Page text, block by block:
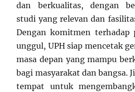
dan berkualitas, dengan
studi yang relevan dan
Dengan komitmen terhadap
unggul, UPH siap mencetak
masa depan yang mampu
bagi masyarakat dan bangsa.
tempat untuk